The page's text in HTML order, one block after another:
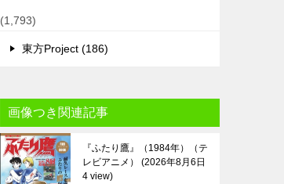
(1,793)
東方Project (186)
画像つき関連記事
『ふたり鷹』（1984年）（テ
レビアニメ）
2026年8月6日
4 view